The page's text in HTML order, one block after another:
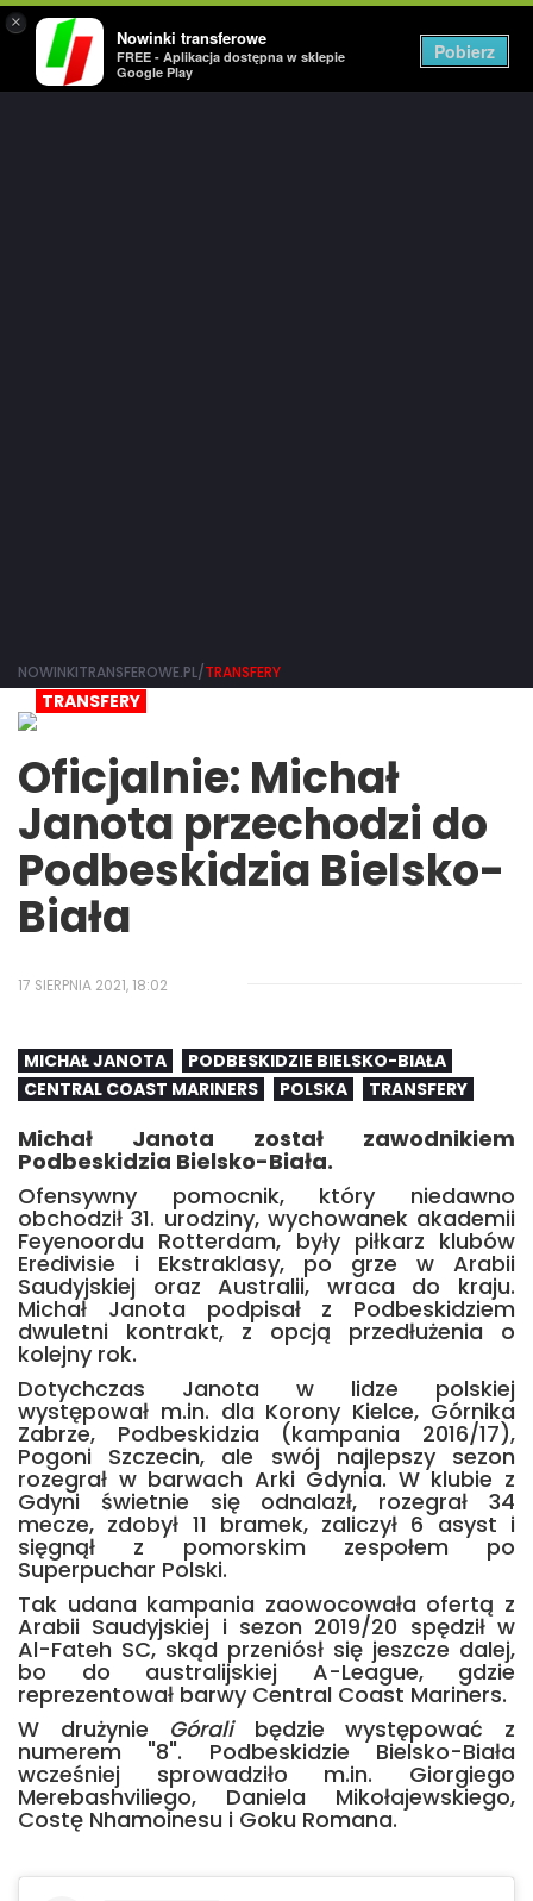
×
Nowinki transferowe
FREE - Aplikacja dostępna w sklepie
Google Play
Pobierz
NOWINKITRANSFEROWE.PL/TRANSFERY
TRANSFERY
Oficjalnie: Michał
Janota przechodzi do
Podbeskidzia Bielsko-
Biała
17 SIERPNIA 2021, 18:02
MICHAŁ JANOTA
PODBESKIDZIE BIELSKO-BIAŁA
CENTRAL COAST MARINERS
POLSKA TRANSFERY
Michał Janota został zawodnikiem
Podbeskidzia Bielsko-Biała.
Ofensywny pomocnik, który niedawno
obchodził 31. urodziny, wychowanek akademii
Feyenoordu Rotterdam, były piłkarz klubów
Eredivisie i Ekstraklasy, po grze w Arabii
Saudyjskiej oraz Australii, wraca do kraju.
Michał Janota podpisał z Podbeskidziem
dwuletni kontrakt, z opcją przedłużenia o
kolejny rok.
Dotychczas Janota w lidze polskiej
występował m.in. dla Korony Kielce, Górnika
Zabrze, Podbeskidzia (kampania 2016/17),
Pogoni Szczecin, ale swój najlepszy sezon
rozegrał w barwach Arki Gdynia. W klubie z
Gdyni świetnie się odnalazł, rozegrał 34
mecze, zdobył 11 bramek, zaliczył 6 asyst i
sięgnął z pomorskim zespołem po
Superpuchar Polski.
Tak udana kampania zaowocowała ofertą z
Arabii Saudyjskiej i sezon 2019/20 spędził w
Al-Fateh SC, skąd przeniósł się jeszcze dalej,
bo do australijskiej A-League, gdzie
reprezentował barwy Central Coast Mariners.
W drużynie Góralibędzie występować z
numerem "8". Podbeskidzie Bielsko-Biała
wcześniej sprowadziło m.in. Giorgiego
Merebashviliego, Daniela Mikołajewskiego,
Costę Nhamoinesu i Goku Romana.